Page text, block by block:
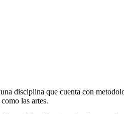
disciplina que cuenta con
las artes.